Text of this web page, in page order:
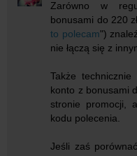
Zarówno w
bonusami do 220
to polecam")
nie łączą się z
Także
konto z bonusami
stronie promocji,
kodu polecenia.
Jeśli zaś